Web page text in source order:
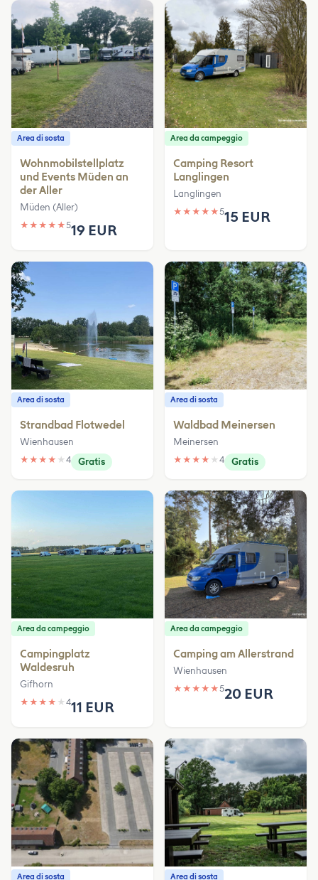
Area di sosta
Wohnmobilstellplatz
und Events Müden an
der Aller
Müden (Aller)
★ ★ ★ ★ ★519 EUR
Area da campeggio
Camping Resort
Langlingen
Langlingen
★ ★ ★ ★ ★515 EUR
Area di sosta
Strandbad Flotwedel
Wienhausen
★ ★ ★ ★ ★ 4 Gratis
Area di sosta
Waldbad Meinersen
Meinersen
★ ★ ★ ★ ★ 4 Gratis
Area da campeggio
Campingplatz
Waldesruh
Gifhorn
★ ★ ★ ★ ★ 411 EUR
Area da campeggio
Camping am Allerstrand
Wienhausen
★ ★ ★ ★ ★520 EUR
Area di sosta Area di sosta